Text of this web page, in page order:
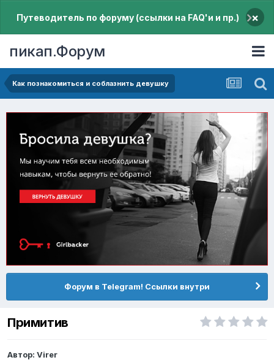
Путеводитель по форуму (ссылки на FAQ'и и пр.) ×
пикап.Форум
Как познакомиться и соблазнить девушку
Форум в Telegram! Ссылки внутри
Примитив
Автор: Virer